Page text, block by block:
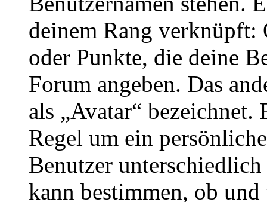
deinem Rang verknüpft:
oder Punkte, die deine
Forum angeben. Das
als „Avatar“
Regel um ein
Benutzer
kann bestimmen, ob